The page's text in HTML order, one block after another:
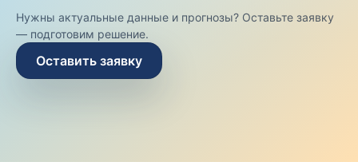
Нужны актуальные данные и прогнозы? Оставьте заявку
— подготовим решение.
Оставить заявку